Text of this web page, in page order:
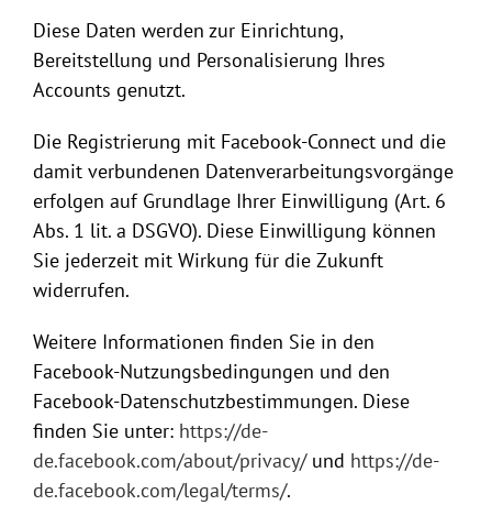
Diese Daten werden zur Einrichtung,
Bereitstellung und Personalisierung Ihres
Accounts genutzt.
Die Registrierung mit Facebook-Connect und die
damit verbundenen Datenverarbeitungsvorgänge
erfolgen auf Grundlage Ihrer Einwilligung (Art. 6
Abs. 1 lit. a DSGVO). Diese Einwilligung können
Sie jederzeit mit Wirkung für die Zukunft
widerrufen.
Weitere Informationen finden Sie in den
Facebook-Nutzungsbedingungen und den
Facebook-Datenschutzbestimmungen. Diese
finden Sie unter: https://de-
de.facebook.com/about/privacy/und https://de-
de.facebook.com/legal/terms/.